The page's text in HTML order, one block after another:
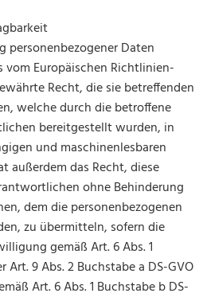
personenbezogener Daten
vom Europäischen Richtlinien-
Recht, die sie betreffenden
welche durch die betroffene
bereitgestellt wurden, in
und maschinenlesbaren
außerdem das Recht, diese
ohne Behinderung
dem die personenbezogenen
zu übermitteln, sofern die
gemäß Art. 6 Abs. 1
Art. 9 Abs. 2 Buchstabe a DS-GVO
Art. 6 Abs. 1 Buchstabe b DS-